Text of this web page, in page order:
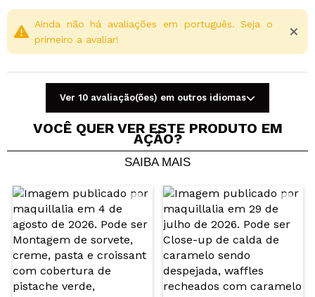
Compartilhar um vídeo ou uma foto
Seu vídeo pode ser o primeiro. Imagine isso...
Recomenda esta compra? Sim Não
ENVIAR
Ainda não há avaliações em português. Seja o
primeiro a avaliar!
Ver 10 avaliação(ões) em outros idiomas
VOCÊ QUER VER ESTE PRODUTO EM
AÇÃO?
SAIBA MAIS